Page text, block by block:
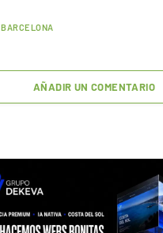
BARCELONA
AÑADIR UN COMENTARIO